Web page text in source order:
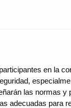
en la
las normas y
adecuadas para